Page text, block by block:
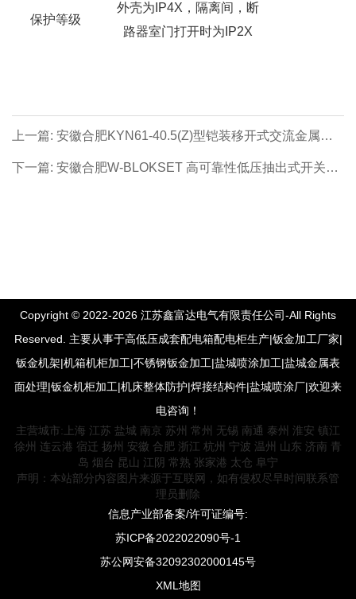
保护等级
外壳为IP4X，隔离间，断
路器室门打开时为IP2X
上一篇: 安徽合肥KYN61-40.5(Z)型铠装移开式交流金属封
闭开关设备 - 安徽合肥高压成套系列【价格 厂家 公司】- 安
下一篇: 安徽合肥W-BLOKSET 高可靠性低压抽出式开关设
Copyright © 2022-2026 江苏鑫富达电气有限责任公司-All Rights
Reserved. 主要从事于高低压成套配电箱配电柜生产|钣金加工厂家|
钣金机架|机箱机柜加工|不锈钢钣金加工|盐城喷涂加工|盐城金属表
面处理|钣金机柜加工|机床整体防护|焊接结构件|盐城喷涂厂|欢迎来
电咨询！
主营城市: 上海 江苏 盐城 南京 苏州 常州 无锡 南通 泰州 淮安 镇江
徐州 连云港 宿迁 扬州 安徽 合肥 浙江 杭州 宁波 温州 山东 济南 青
岛 烟台 昆山 江阴 常熟 张家港 太仓 阜宁
声明：本站部分内容图片来源于互联网，如有侵权尽早时间联系管
理员删除
信息产业部备案/许可证编号:
苏ICP备2022022090号-1
苏公网安备32092302000145号
XML地图